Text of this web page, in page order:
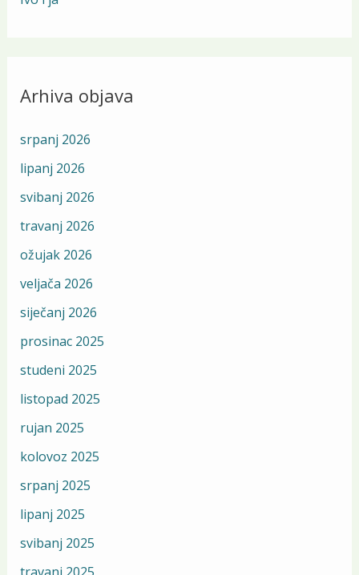
Arhiva objava
srpanj 2026
lipanj 2026
svibanj 2026
travanj 2026
ožujak 2026
veljača 2026
siječanj 2026
prosinac 2025
studeni 2025
listopad 2025
rujan 2025
kolovoz 2025
srpanj 2025
lipanj 2025
svibanj 2025